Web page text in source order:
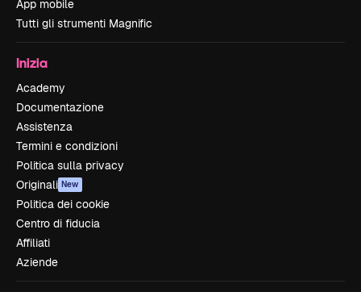
App mobile
Tutti gli strumenti Magnific
Inizia
Academy
Documentazione
Assistenza
Termini e condizioni
Politica sulla privacy
Originali New
Politica dei cookie
Centro di fiducia
Affiliati
Aziende